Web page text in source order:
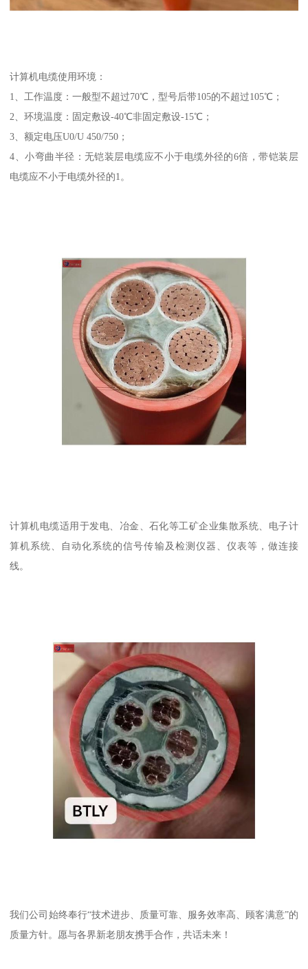
计算机电缆使用环境：
1、工作温度：一般型不超过70℃，型号后带105的不超过105℃；
2、环境温度：固定敷设-40℃非固定敷设-15℃；
3、额定电压U0/U 450/750；
4、小弯曲半径：无铠装层电缆应不小于电缆外径的6倍，带铠装层
电缆应不小于电缆外径的1。
计算机电缆适用于发电、冶金、石化等工矿企业集散系统、电子计
算机系统、自动化系统的信号传输及检测仪器、仪表等，做连接
线。
我们公司始终奉行“技术进步、质量可靠、服务效率高、顾客满意”的
质量方针。愿与各界新老朋友携手合作，共话未来！